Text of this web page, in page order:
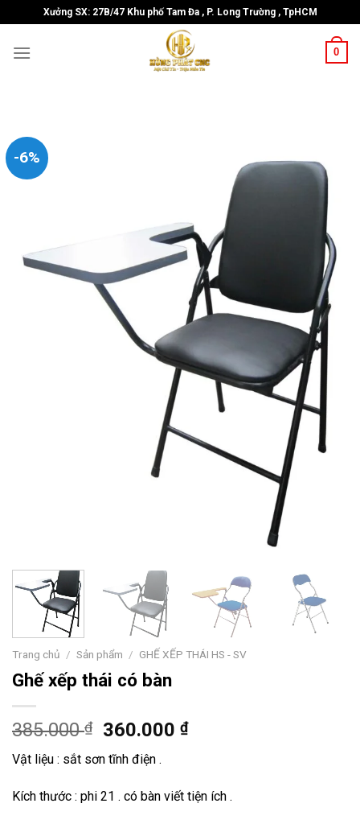
to
content
Xưởng SX: 27B/47 Khu phố Tam Đa , P. Long Trường , TpHCM
0
-6%
Trang chủ / Sản phẩm / GHẾ XẾP THÁI HS - SV
Ghế xếp thái có bàn
385.000₫
Giá
gốc
là:
385.000 ₫.
360.000₫Giá
là:
360.000 ₫.
Vật liệu : sắt sơn tĩnh điện .
Kích thước : phi 21 . có bàn viết tiện ích .